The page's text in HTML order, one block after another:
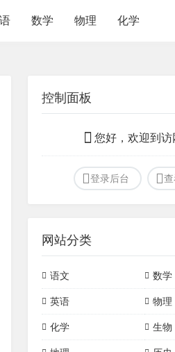
数学 物理 化学
控制面板
您好，欢迎到访
登录后台
网站分类
语文
诗词
数学
英语
语法
物理
化学 生物